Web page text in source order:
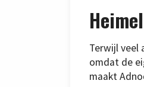
Terwijl veel
omdat de
maakt